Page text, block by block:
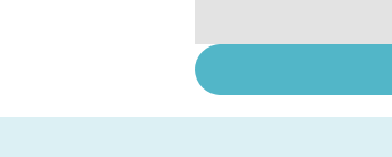
comment s'en